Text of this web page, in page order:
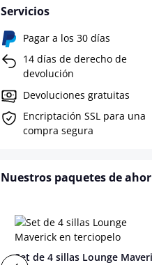
Servicios
Pagar a los 30 días
14 días de derecho de
devolución
Devoluciones gratuitas
Encriptación SSL para una
compra segura
Nuestros paquetes de
Set de 4 sillas Lounge